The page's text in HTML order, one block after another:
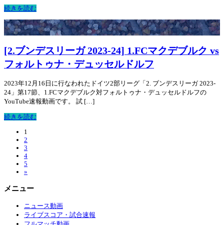
続きを読む
[2.ブンデスリーガ 2023-24] 1.FCマクデブルク vs
フォルトゥナ・デュッセルドルフ
2023年12月16日に行なわれたドイツ2部リーグ「2. ブンデスリーガ 2023-
24」第17節、1.FCマクデブルク対フォルトゥナ・デュッセルドルフの
YouTube速報動画です。 試 […]
続きを読む
1
2
3
4
5
»
メニュー
ニュース動画
ライブスコア・試合速報